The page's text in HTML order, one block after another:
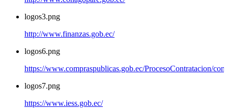
logos3.png
http://www.finanzas.gob.ec/
logos6.png
https://www.compraspublicas.gob.ec/ProcesoContratacion/
logos7.png
https://www.iess.gob.ec/